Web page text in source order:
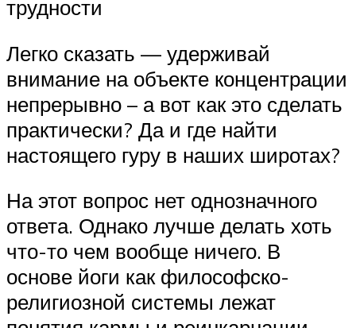
трудности
Легко сказать — удерживай
внимание на объекте концентрации
непрерывно – а вот как это сделать
практически? Да и где найти
настоящего гуру в наших широтах?
На этот вопрос нет однозначного
ответа. Однако лучше делать хоть
что-то чем вообще ничего. В
основе йоги как философско-
религиозной системы лежат